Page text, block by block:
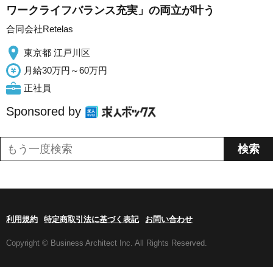
ワークライフバランス充実」の両立が叶う
合同会社Retelas
東京都 江戸川区
月給30万円～60万円
正社員
Sponsored by
利用規約 特定商取引法に基づく表記 お問い合わせ
Copyright © Business Architect Inc. All Rights Reserved.